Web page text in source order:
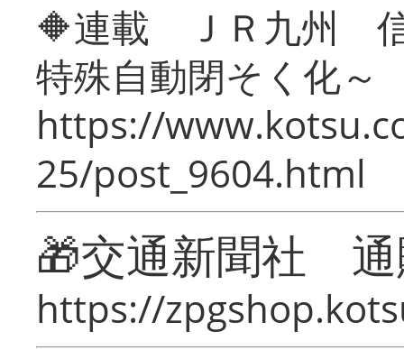
🔶連載 ＪＲ九州 信
特殊自動閉そく化～
https://
25/post_9604.html
🎁交通新聞社
https://